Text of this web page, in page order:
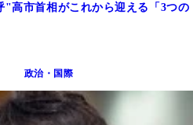
高市首相がこれから迎える「3つの
政治・国際